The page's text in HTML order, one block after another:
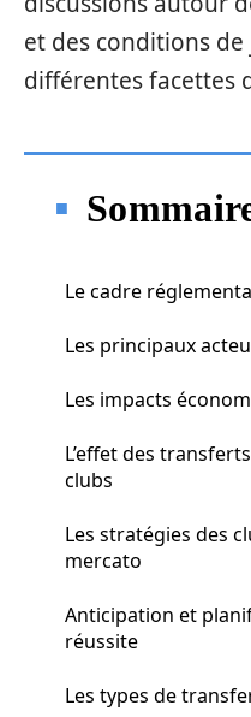
et des conditions
différentes facettes
Le cadre
Les principaux
Les impacts
L’effet des
clubs
Les stratégies des
mercato
Anticipation et
réussite
Les types de